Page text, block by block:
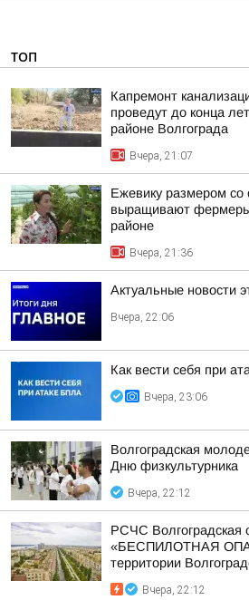
ТОП
Капремонт
проведут до конца
районе Волгограда
Вчера, 21:07
Ежевику размером со
выращивают
районе
Вчера, 21:36
Актуальные новости
Вчера, 22:06
Как вести себя при
Вчера, 23:06
Волгоградская
Дню физкультурника
Вчера, 22:12
РСЧС Волгоградская
«БЕСПИЛОТНАЯ
территории
Вчера, 22:12